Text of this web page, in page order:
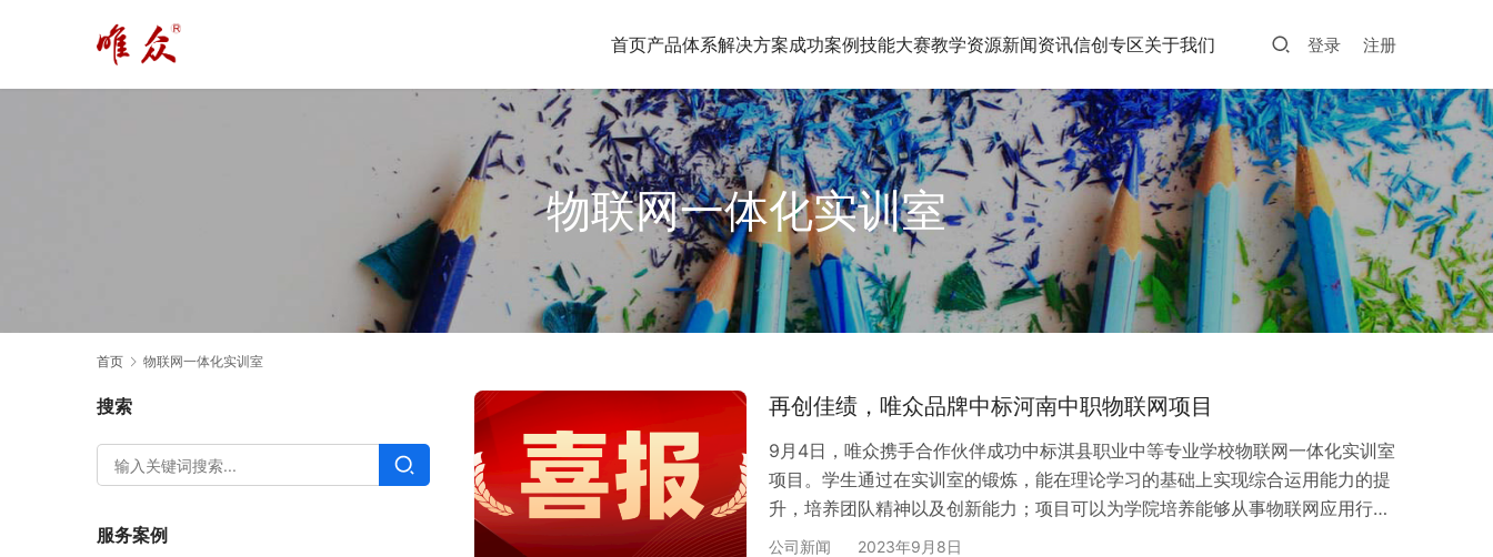
首页产品体系解决方案成功案例技能大赛教学资源新闻资讯信创专区关于我们 登录 注册
物联网一体化实训室
首页 物联网一体化实训室
再创佳绩，唯众品牌中标河南中职物联网项目
9月4日，唯众携手合作伙伴成功中标淇县职业中等专业学校物联网一体化实训室
项目。学生通过在实训室的锻炼，能在理论学习的基础上实现综合运用能力的提
升，培养团队精神以及创新能力；项目可以为学院培养能够从事物联网应用行
业，满足传感器与无线设备安装、调试、维护、维修；无线网络(传感网络)的组
公司新闻 2023年9月8日
搜索
服务案例